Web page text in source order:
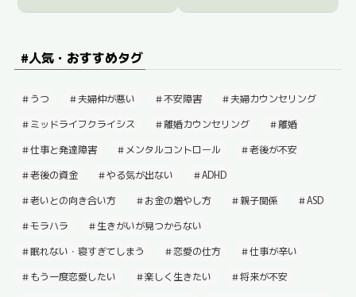
#人気・おすすめタグ
うつ 夫婦仲が悪い 不安障害
夫婦カウンセリング
ミッドライフクライシス
離婚カウンセリング
離婚
仕事と発達障害
メンタルコントロール
老後が不安
老後の資金
やる気が出ない
ADHD
老いとの向き合い方
お金の増やし方 親子関係
ASD
モラハラ
生きがいが見つからない
眠れない・寝すぎてしまう
恋愛の仕方
仕事が辛い
もう一度恋愛したい
楽しく生きたい
将来が不安